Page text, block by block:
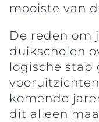
mooiste van
De reden om
duikscholen
logische stap
komende
dit alleen